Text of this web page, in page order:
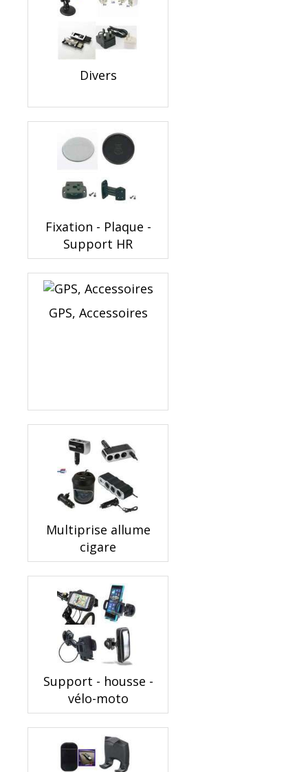
Divers
Fixation - Plaque -
Support HR
GPS, Accessoires
Multiprise allume
cigare
Support - housse -
vélo-moto